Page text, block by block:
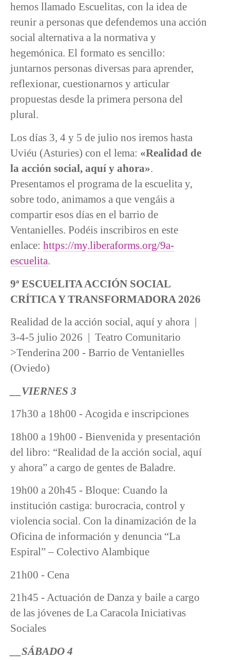
hemos llamado Escuelitas, con la idea de
reunir a personas que defendemos una acción
social alternativa a la normativa y
hegemónica. El formato es sencillo:
juntarnos personas diversas para aprender,
reflexionar, cuestionarnos y articular
propuestas desde la primera persona del
plural.
Los días 3, 4 y 5 de julio nos iremos hasta
Uviéu (Asturies) con el lema: «Realidad de
la acción social, aquí y ahora».
Presentamos el programa de la escuelita y,
sobre todo, animamos a que vengáis a
compartir esos días en el barrio de
Ventanielles. Podéis inscribiros en este
enlace: https://my.liberaforms.org/9a-
escuelita.
9ª ESCUELITA ACCIÓN SOCIAL
CRÍTICA Y TRANSFORMADORA 2026
Realidad de la acción social, aquí y ahora |
3-4-5 julio 2026 | Teatro Comunitario
>Tenderina 200 - Barrio de Ventanielles
(Oviedo)
__VIERNES 3
17h30 a 18h00 - Acogida e inscripciones
18h00 a 19h00 - Bienvenida y presentación
del libro: “Realidad de la acción social, aquí
y ahora” a cargo de gentes de Baladre.
19h00 a 20h45 - Bloque: Cuando la
institución castiga: burocracia, control y
violencia social. Con la dinamización de la
Oficina de información y denuncia “La
Espiral” – Colectivo Alambique
21h00 - Cena
21h45 - Actuación de Danza y baile a cargo
de las jóvenes de La Caracola Iniciativas
Sociales
__SÁBADO 4